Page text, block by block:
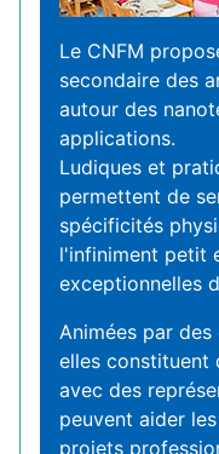
Le CNFM
secondaire des
autour des
applications.
Ludiques et
permettent de
spécificités
l'infiniment petit
exceptionnelles
Animées par
elles constituent
avec des
peuvent aider
projets